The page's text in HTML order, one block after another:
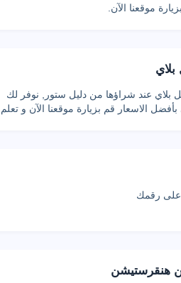
موقعنا الآن.
عند شراؤها من دليل ستور, نوفر لك
الاسعار قم بزيارة موقعنا الآن و تعلم
رقمك
هنقرستيشن